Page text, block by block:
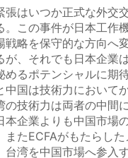
はいつか正式な外交
。この事件が日本工作
戦略を保守的な方向へ
が、それでも日本企業
めるポテンシャルに期
中国は技術力において
の技術力は両者の中間
本企業よりも中国市場
またECFAがもたらした
台湾を中国市場へ参入